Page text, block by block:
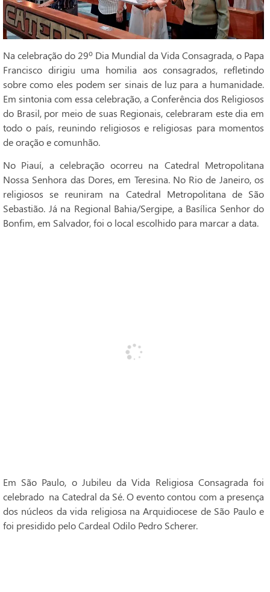
Na celebração do 29º Dia Mundial da Vida Consagrada, o Papa
Francisco dirigiu uma homilia aos consagrados, refletindo
sobre como eles podem ser sinais de luz para a humanidade.
Em sintonia com essa celebração, a Conferência dos Religiosos
do Brasil, por meio de suas Regionais, celebraram este dia em
todo o país, reunindo religiosos e religiosas para momentos
de oração e comunhão.
No Piauí, a celebração ocorreu na Catedral Metropolitana
Nossa Senhora das Dores, em Teresina. No Rio de Janeiro, os
religiosos se reuniram na Catedral Metropolitana de São
Sebastião. Já na Regional Bahia/Sergipe, a Basílica Senhor do
Bonfim, em Salvador, foi o local escolhido para marcar a data.
Em São Paulo, o Jubileu da Vida Religiosa Consagrada foi
celebrado na Catedral da Sé. O evento contou com a presença
dos núcleos da vida religiosa na Arquidiocese de São Paulo e
foi presidido pelo Cardeal Odilo Pedro Scherer.